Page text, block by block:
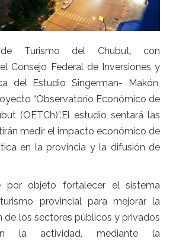
Turismo del Chubut, con
Consejo Federal de Inversiones y
del Estudio Singerman- Makón,
“Observatorio Económico de
(OETCh)”.El estudio sentará las
medir el impacto económico de
en la provincia y la difusión de
por objeto fortalecer el sistema
provincial para mejorar la
de los sectores públicos y privados
la actividad, mediante la